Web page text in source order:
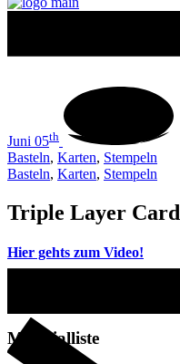
Juni 05th
Basteln, Karten, Stempeln
Basteln, Karten, Stempeln
Triple Layer Card
Hier gehts zum Video!
Materialliste